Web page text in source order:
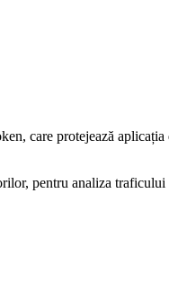
care protejează
pentru analiza